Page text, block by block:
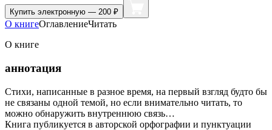
Купить электронную — 200 ₽
О книгеОглавлениеЧитать
О книге
аннотация
Стихи, написанные в разное время, на первый взгляд будто бы
не связаны одной темой, но если внимательно читать, то
можно обнаружить внутреннюю связь…
Книга публикуется в авторской орфографии и пунктуации